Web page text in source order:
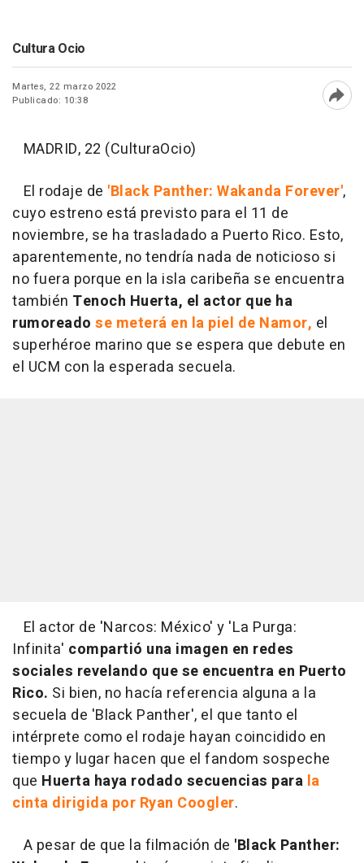
Cultura Ocio
Martes, 22 marzo 2022
Publicado: 10:38
MADRID, 22 (CulturaOcio)
El rodaje de 'Black Panther: Wakanda Forever',
cuyo estreno está previsto para el 11 de
noviembre, se ha trasladado a Puerto Rico. Esto,
aparentemente, no tendría nada de noticioso si
no fuera porque en la isla caribeña se encuentra
también Tenoch Huerta, el actor que ha
rumoreado se meterá en la piel de Namor, el
superhéroe marino que se espera que debute en
el UCM con la esperada secuela.
El actor de 'Narcos: México' y 'La Purga:
Infinita' compartió una imagen en redes
sociales revelando que se encuentra en Puerto
Rico. Si bien, no hacía referencia alguna a la
secuela de 'Black Panther', el que tanto el
intérprete como el rodaje hayan coincidido en
tiempo y lugar hacen que el fandom sospeche
que Huerta haya rodado secuencias para la
cinta dirigida por Ryan Coogler.
A pesar de que la filmación de 'Black Panther: